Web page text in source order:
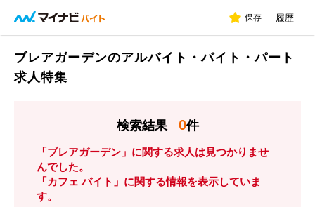
保存 履歴
ブレアガーデンのアルバイト・バイト・パート
求人特集
検索結果 0件
「ブレアガーデン」に関する求人は見つかりませ
んでした。
「カフェ バイト」に関する情報を表示していま
す。